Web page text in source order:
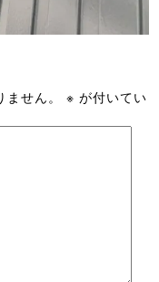
せん。 ※ が付いてい